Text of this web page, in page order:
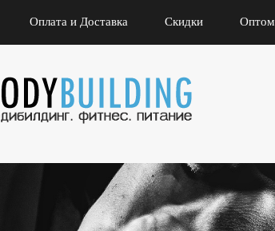
Оплата и Доставка Скидки Оптом